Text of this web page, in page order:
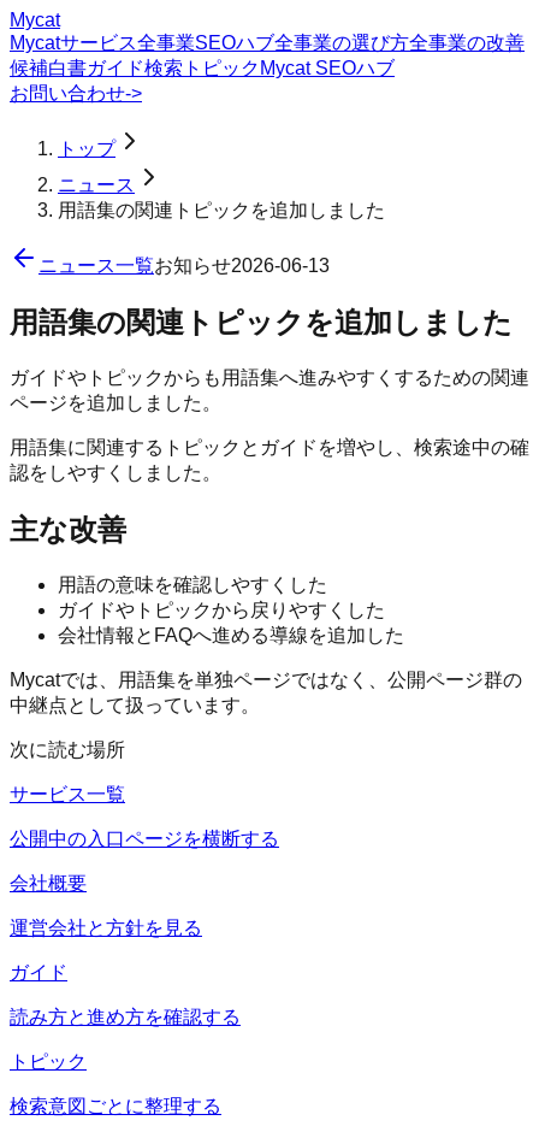
Mycat
Mycatサービス全事業SEOハブ全事業の選び方全事業の改善
候補白書ガイド検索トピック Mycat SEOハブ
お問い合わせ->
トップ
ニュース
用語集の関連トピックを追加しました
ニュース一覧お知らせ2026-06-13
用語集の関連トピックを追加しました
ガイドやトピックからも用語集へ進みやすくするための関連
ページを追加しました。
用語集に関連するトピックとガイドを増やし、検索途中の確
認をしやすくしました。
主な改善
用語の意味を確認しやすくした
ガイドやトピックから戻りやすくした
会社情報とFAQへ進める導線を追加した
Mycatでは、用語集を単独ページではなく、公開ページ群の
中継点として扱っています。
次に読む場所
サービス一覧
公開中の入口ページを横断する
会社概要
運営会社と方針を見る
ガイド
読み方と進め方を確認する
トピック
検索意図ごとに整理する